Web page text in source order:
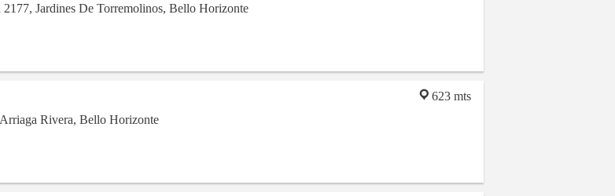
Jardines De Torremolinos, Bello Horizonte
623 mts
Rivera, Bello Horizonte